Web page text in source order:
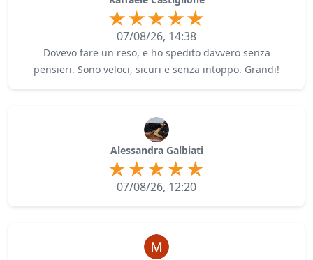
07/08/26, 14:38
Dovevo fare un reso, e ho spedito davvero senza
pensieri. Sono veloci, sicuri e senza intoppo. Grandi!
Alessandra Galbiati
07/08/26, 12:20